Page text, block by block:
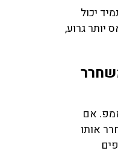
יכול
יותר גרוע,
אם
אותו